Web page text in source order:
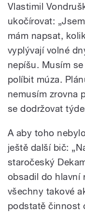
Vlastimil
ukočírovat:
mám napsat,
vyplývají volné
nepíšu. Musím
políbit múza.
nemusím zrovna
se dodržovat
A aby toho
ještě další bič:
staročeský
obsadil do hlavní
všechny takové
podstatě činnost